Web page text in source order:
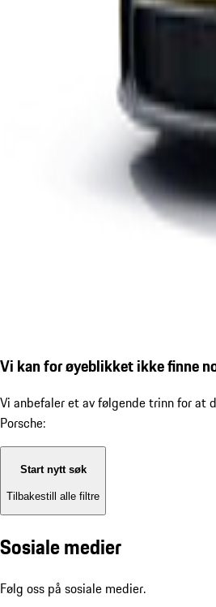
Vi kan for øyeblikket ikke finne
Vi anbefaler et av følgende trinn for at
Porsche:
Start nytt søk
Tilbakestill alle filtre
Sosiale medier
Følg oss på sosiale medier.